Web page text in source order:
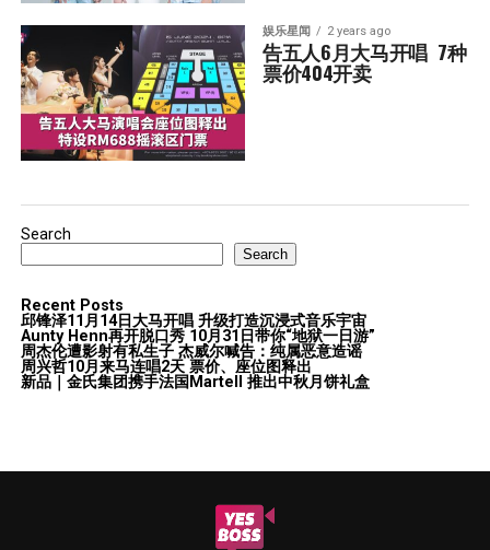
娱乐星闻 2 years ago
告五人6月大马开唱  7种
票价404开卖
Search
Search
Recent Posts
邱锋泽11月14日大马开唱 升级打造沉浸式音乐宇宙
Aunty Henn再开脱口秀 10月31日带你“地狱一日游”
周杰伦遭影射有私生子 杰威尔喊告：纯属恶意造谣
周兴哲10月来马连唱2天 票价、座位图释出
新品｜金氏集团携手法国Martell 推出中秋月饼礼盒